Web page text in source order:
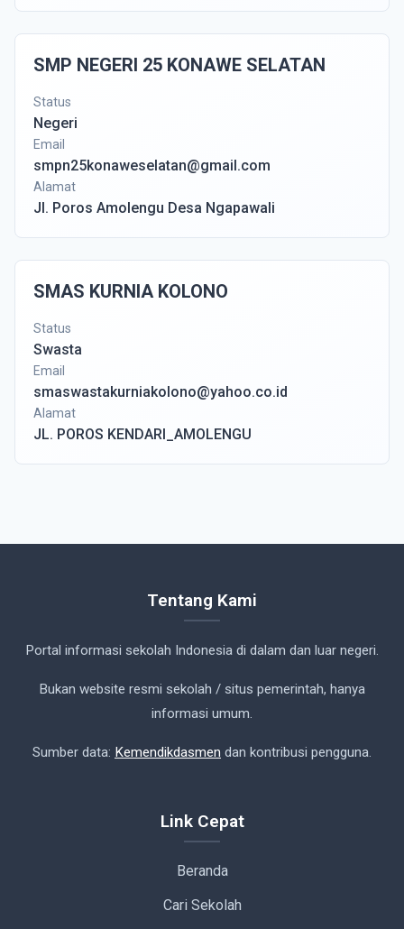
SMP NEGERI 25 KONAWE SELATAN
Status
Negeri
Email
smpn25konaweselatan@gmail.com
Alamat
Jl. Poros Amolengu Desa Ngapawali
SMAS KURNIA KOLONO
Status
Swasta
Email
smaswastakurniakolono@yahoo.co.id
Alamat
JL. POROS KENDARI_AMOLENGU
Tentang Kami
Portal informasi sekolah Indonesia di dalam dan luar negeri.
Bukan website resmi sekolah / situs pemerintah, hanya
informasi umum.
Sumber data: Kemendikdasmen dan kontribusi pengguna.
Link Cepat
Beranda
Cari Sekolah